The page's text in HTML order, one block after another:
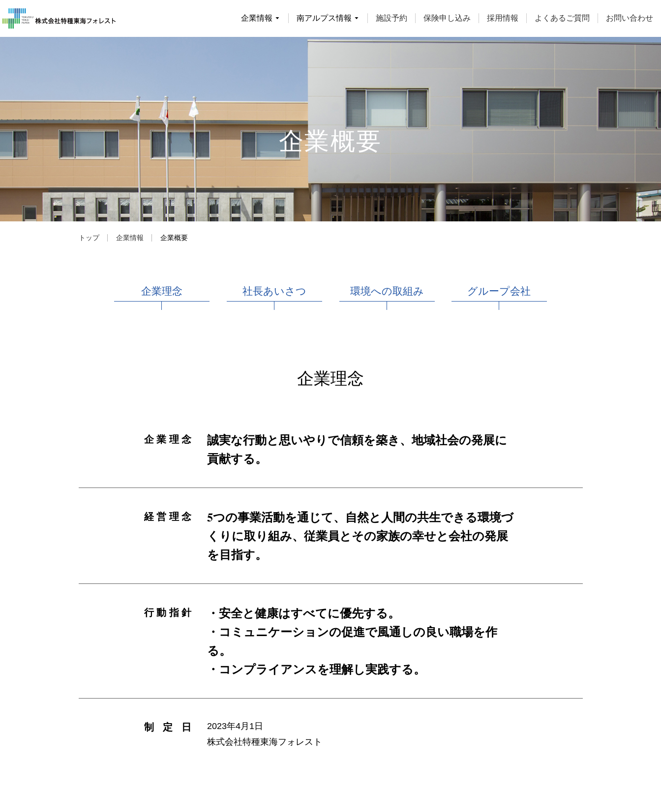
企業情報 南アルプス情報 施設予約 保険申し込み 採用情報 よくあるご質問 お問い合わせ
企業概要
事業紹介
保険申し込み
南アルプスの自然
渓流釣り
登山者の皆様へ
交通アクセス
施設予約
よくあるご質問
サイトポリシー
企業概要
トップ 企業情報 企業概要
企業理念 社長あいさつ 環境への取組み グループ会社
企業理念
企業理念 誠実な行動と思いやりで信頼を築き、地域社会の発展に
貢献する。
経営理念 5つの事業活動を通じて、自然と人間の共生できる環境づ
くりに取り組み、従業員とその家族の幸せと会社の発展
を目指す。
行動指針 ・安全と健康はすべてに優先する。
・コミュニケーションの促進で風通しの良い職場を作
る。
・コンプライアンスを理解し実践する。
制定日
2023年4月1日
株式会社特種東海フォレスト